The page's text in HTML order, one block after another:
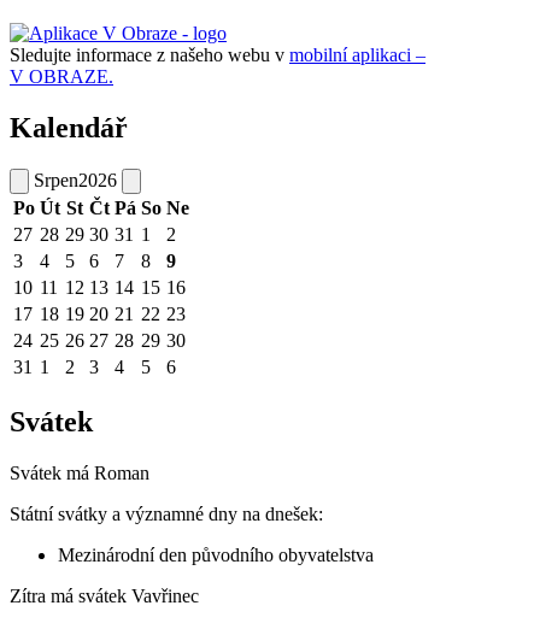
Sledujte informace z našeho webu v mobilní aplikaci –
V OBRAZE.
Kalendář
Srpen2026
Po Út St Čt Pá So Ne
27 28 29 30 31 1
2
3
4 5 6 7 8
9
10 11 12 13 14 15 16
17 18 19 20 21 22 23
24 25 26 27 28 29 30
31 1 2 3 4 5 6
Svátek
Svátek má Roman
Státní svátky a významné dny na dnešek:
Mezinárodní den původního obyvatelstva
Zítra má svátek Vavřinec